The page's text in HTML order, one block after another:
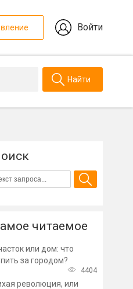
Войти
Найти
читаемое
или дом: что
за городом?
4404
революция, или